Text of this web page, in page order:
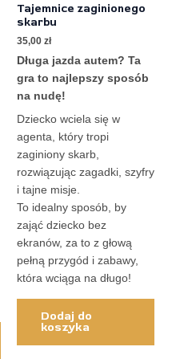
Oceniono
0
na
Tajemnice zaginionego
skarbu
35,00 zł
Długa jazda autem? Ta
gra to najlepszy sposób
na nudę!
Dziecko wciela się w
agenta, który tropi
zaginiony skarb,
rozwiązując zagadki, szyfry
i tajne misje.
To idealny sposób, by
zająć dziecko bez
ekranów, za to z głową
pełną przygód i zabawy,
która wciąga na długo!
Dodaj do
koszyka